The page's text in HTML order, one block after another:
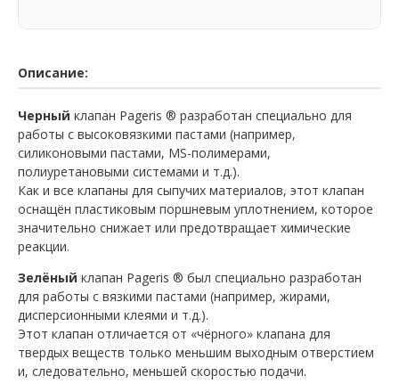
Описание:
Черный клапан Pageris ® разработан специально для
работы с высоковязкими пастами (например,
силиконовыми пастами, MS-полимерами,
полиуретановыми системами и т.д.).
Как и все клапаны для сыпучих материалов, этот клапан
оснащён пластиковым поршневым уплотнением, которое
значительно снижает или предотвращает химические
реакции.
Зелёный клапан Pageris ® был специально разработан
для работы с вязкими пастами (например, жирами,
дисперсионными клеями и т.д.).
Этот клапан отличается от «чёрного» клапана для
твердых веществ только меньшим выходным отверстием
и, следовательно, меньшей скоростью подачи.